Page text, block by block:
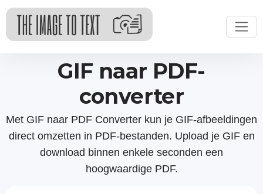
GIF naar PDF-
converter
Met GIF naar PDF Converter kun je GIF-afbeeldingen
direct omzetten in PDF-bestanden. Upload je GIF en
download binnen enkele seconden een
hoogwaardige PDF.